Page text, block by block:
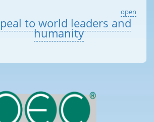
open
to world leaders and
humanity